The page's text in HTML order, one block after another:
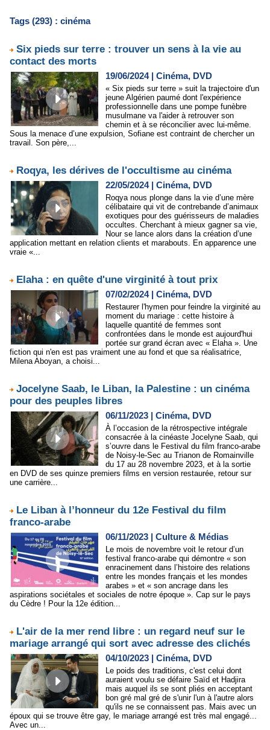
Tags (293) : cinéma
Six pieds sur terre : trouver un sens à la vie au
contact des morts
19/06/2024| Cinéma, DVD
« Six pieds sur terre » suit la trajectoire d'un
jeune Algérien paumé dont l'expérience
professionnelle dans une pompe funèbre
musulmane va l'aider à retrouver son
chemin et à se réconcilier avec lui-même.
Sous la menace d’une expulsion, Sofiane est contraint de chercher un
travail. Son père,...
Roqya, les dérives de l'occultisme au cinéma
22/05/2024| Cinéma, DVD
Roqya nous plonge dans la vie d’une mère
célibataire qui vit de contrebande d’animaux
exotiques pour des guérisseurs de maladies
occultes. Cherchant à mieux gagner sa vie,
Nour se lance alors dans la création d’une
application mettant en relation clients et marabouts. En apparence une
vraie «...
Elaha : en quête d'une virginité à tout prix
07/02/2024| Cinéma, DVD
Restaurer l'hymen pour feindre la virginité au
moment du mariage : cette histoire à
laquelle quantité de femmes sont
confrontées dans le monde est aujourd'hui
portée sur grand écran avec « Elaha ». Une
fiction qui n'en est pas vraiment une au fond et que sa réalisatrice,
Milena Aboyan, a choisi...
Jocelyne Saab, le Liban, la Palestine : un cinéma
pour des peuples libres
06/11/2023 | Cinéma, DVD
À l’occasion de la rétrospective intégrale
consacrée à la cinéaste Jocelyne Saab, qui
s’ouvre dans le Festival du film franco-arabe
de Noisy-le-Sec au Trianon de Romainville
du 17 au 28 novembre 2023, et à la sortie
en DVD de ses quinze premiers films en version restaurée, retour sur
une carrière...
Le Liban à l’honneur du 12e Festival du film
franco-arabe
06/11/2023 | Culture & Médias
Le mois de novembre voit le retour d’un
festival franco-arabe qui démontre « son
enracinement dans l’histoire des relations
entre les mondes français et les mondes
arabes » et « son ancrage dans les
aspirations sociétales et sociales de notre époque ». Cap sur le pays
du Cèdre ! Pour la 12e édition...
L'air de la mer rend libre : un regard neuf sur le
mariage arrangé qui sort avec adresse des clichés
04/10/2023 | Cinéma, DVD
Le poids des traditions, c'est celui dont
auraient voulu se défaire Saïd et Hadjira
mais auquel ils se sont pliés en acceptant
bon gré mal gré de s'unir l'un à l'autre alors
qu'ils ne se connaissent pas. Mais avec un
époux qui se trouve être gay, le mariage arrangé est très mal engagé...
Avec un...